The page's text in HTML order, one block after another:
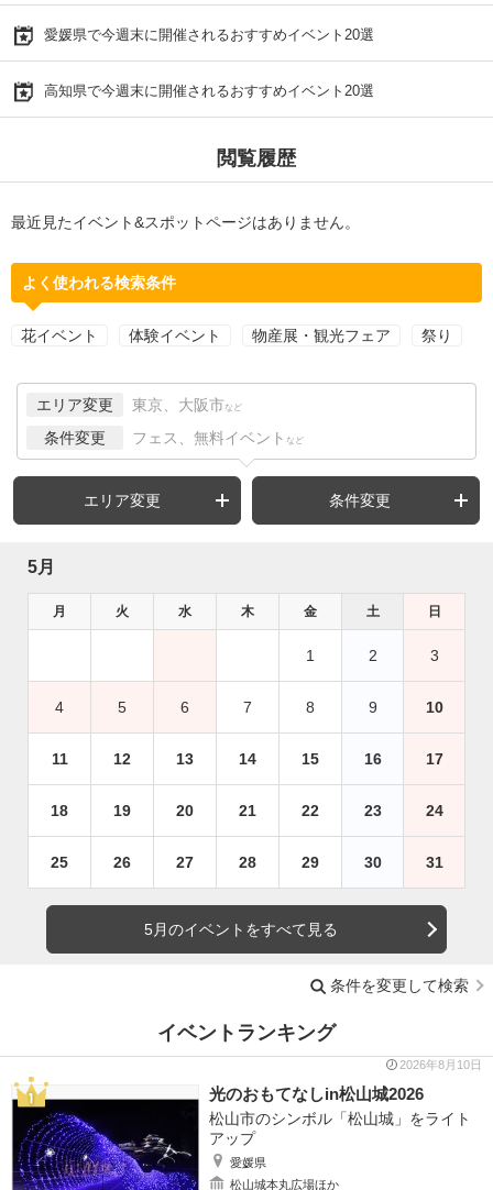
愛媛県で今週末に開催されるおすすめイベント20選
高知県で今週末に開催されるおすすめイベント20選
閲覧履歴
最近見たイベント&スポットページはありません。
よく使われる検索条件
花イベント 体験イベント 物産展・観光フェア 祭り
エリア変更 東京、大阪市 など
条件変更 フェス、無料イベント など
エリア変更 条件変更
5月
月 火 水 木 金 土 日
1 2 3
4 5 6 7 8 9 10
11 12 13 14 15 16 17
18 19 20 21 22 23 24
25 26 27 28 29 30 31
5月のイベントをすべて見る
条件を変更して検索
イベントランキング
2026年8月10日
光のおもてなしin松山城2026
松山市のシンボル「松山城」をライト
アップ
愛媛県
松山城本丸広場ほか